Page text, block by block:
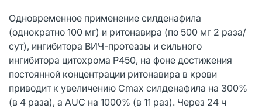
Одновременное применение силденафила
(однократно 100 мг) и ритонавира (по 500 мг 2 раза/
сут), ингибитора ВИЧ-протеазы и сильного
ингибитора цитохрома Р450, на фоне достижения
постоянной концентрации ритонавира в крови
приводит к увеличению Cmax силденафила на 300%
(в 4 раза), a AUC на 1000% (в 11 раз). Через 24 ч